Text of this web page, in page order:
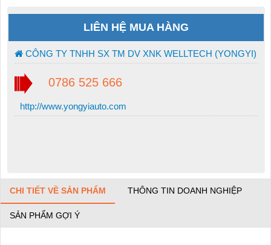
LIÊN HỆ MUA HÀNG
CÔNG TY TNHH SX TM DV XNK WELLTECH (YONGYI)
0786 525 666
http://www.yongyiauto.com
CHI TIẾT VỀ SẢN PHẨM THÔNG TIN DOANH NGHIỆP
SẢN PHẨM GỢI Ý